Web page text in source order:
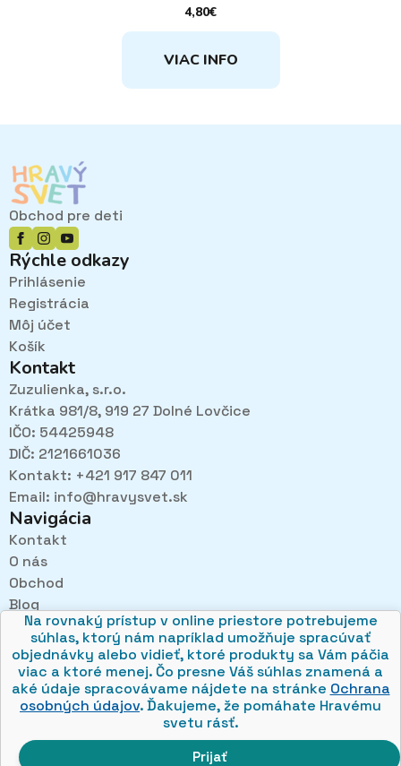
Pri návštevách kamenného obchodu pozorne
načúvame malým aj veľkým, aby sme zistili, čo sa Vám
v obchode páči najviac a mohli sa tak posúvať vpred.
Na rovnaký prístup v online priestore potrebujeme
súhlas, ktorý nám napríklad umožňuje spracúvať
objednávky alebo vidieť, ktoré produkty sa Vám páčia
viac a ktoré menej. Čo presne Váš súhlas znamená a
aké údaje spracovávame nájdete na stránke Ochrana
osobných údajov. Ďakujeme, že pomáhate Hravému
svetu rásť.
Prijať
🍪
4,80€
VIAC INFO
Obchod pre deti
Rýchle odkazy
Prihlásenie
Registrácia
Môj účet
Košík
Kontakt
Zuzulienka, s.r.o.
Krátka 981/8, 919 27 Dolné Lovčice
IČO: 54425948
DIČ: 2121661036
Kontakt: +421 917 847 011
Email: info@hravysvet.sk
Navigácia
Kontakt
O nás
Obchod
Blog
Obchodné podmienky
Ochrana osobných údajov
© 2026 hravysvet.sk